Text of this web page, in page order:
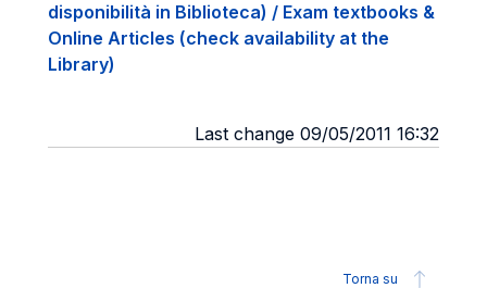
disponibilità in Biblioteca) / Exam textbooks &
Online Articles (check availability at the
Library)
Last change 09/05/2011 16:32
Torna su